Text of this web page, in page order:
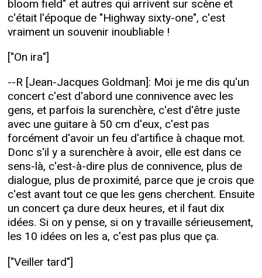
bloom field" et autres qui arrivent sur scène et
c'était l'époque de "Highway sixty-one", c'est
vraiment un souvenir inoubliable !
["On ira"]
--R [Jean-Jacques Goldman]: Moi je me dis qu'un
concert c'est d'abord une connivence avec les
gens, et parfois la surenchère, c'est d'être juste
avec une guitare à 50 cm d'eux, c'est pas
forcément d'avoir un feu d'artifice à chaque mot.
Donc s'il y a surenchère à avoir, elle est dans ce
sens-là, c'est-à-dire plus de connivence, plus de
dialogue, plus de proximité, parce que je crois que
c'est avant tout ce que les gens cherchent. Ensuite
un concert ça dure deux heures, et il faut dix
idées. Si on y pense, si on y travaille sérieusement,
les 10 idées on les a, c'est pas plus que ça.
["Veiller tard"]